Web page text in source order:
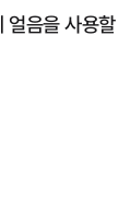
얼음을 사용할